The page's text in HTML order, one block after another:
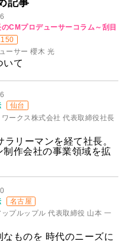
記事
CMプロデューサーコラム～刮目
ーサー 櫻木 光
いて
仙台
ークス株式会社 代表取締役社長
ラリーマンを経て社長。
制作会社の事業領域を拡
名古屋
プルップル 代表取締役 山本 一
なものを 時代のニーズに